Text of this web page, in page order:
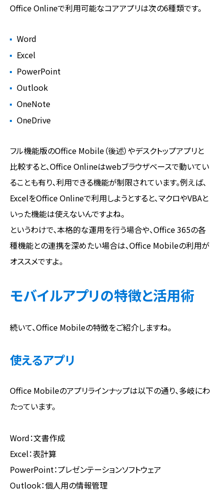
Office Onlineで利用可能なコアアプリは次の6種類です。
Word
Excel
PowerPoint
Outlook
OneNote
OneDrive
フル機能版のOffice Mobile（後述）やデスクトップアプリと
比較すると、Office Onlineはwebブラウザベースで動いてい
ることも有り、利用できる機能が制限されています。例えば、
ExcelをOffice Onlineで利用しようとすると、マクロやVBAと
いった機能は使えないんですよね。
というわけで、本格的な運用を行う場合や、Office 365の各
種機能との連携を深めたい場合は、Office Mobileの利用が
オススメですよ。
モバイルアプリの特徴と活用術
続いて、Office Mobileの特徴をご紹介しますね。
使えるアプリ
Office Mobileのアプリラインナップは以下の通り、多岐にわ
たっています。
Word：文書作成
Excel：表計算
PowerPoint：プレゼンテーションソフトウェア
Outlook：個人用の情報管理